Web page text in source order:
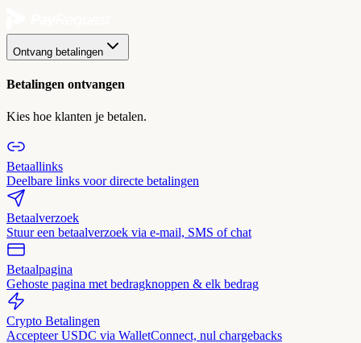
Ontvang betalingen
Betalingen ontvangen
Kies hoe klanten je betalen.
Betaallinks
Deelbare links voor directe betalingen
Betaalverzoek
Stuur een betaalverzoek via e-mail, SMS of chat
Betaalpagina
Gehoste pagina met bedragknoppen & elk bedrag
Crypto Betalingen
Accepteer USDC via WalletConnect, nul chargebacks